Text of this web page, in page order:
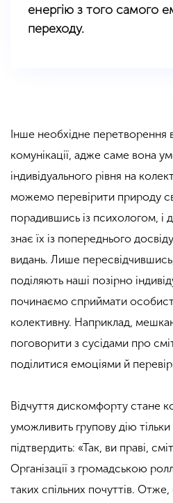
енергію з того самого
переходу.
Інше необхідне перетворення
комунікації, адже саме вона
індивідуального рівня на
можемо перевірити природу
порадившись із психологом, і
знає їх із попереднього
видань. Лише
поділяють наші позірно
починаємо сприймати
колективну. Наприклад,
поговорити з сусідами про
поділитися емоціями й
Відчуття дискомфорту стане
уможливить групову дію тільки
підтвердить: «Так, ви праві,
Організації з громадською
таких спільних почуттів. Отже,